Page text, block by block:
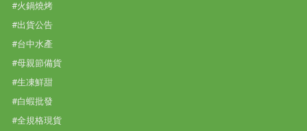
#火鍋燒烤
#出貨公告
#台中水產
#母親節備貨
#生凍鮮甜
#白蝦批發
#全規格現貨